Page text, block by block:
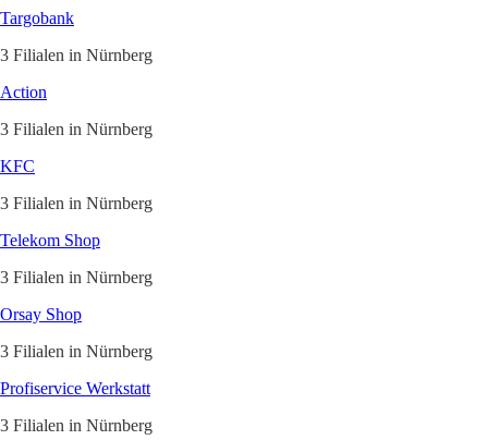
Targobank
3 Filialen in Nürnberg
Action
3 Filialen in Nürnberg
KFC
3 Filialen in Nürnberg
Telekom Shop
3 Filialen in Nürnberg
Orsay Shop
3 Filialen in Nürnberg
Profiservice Werkstatt
3 Filialen in Nürnberg